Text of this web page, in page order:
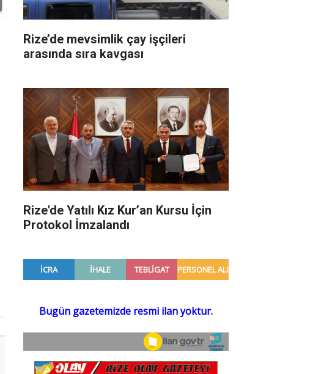
Rize’de mevsimlik çay işçileri
arasında sıra kavgası
Rize'de Yatılı Kız Kur’an Kursu İçin
Protokol İmzalandı